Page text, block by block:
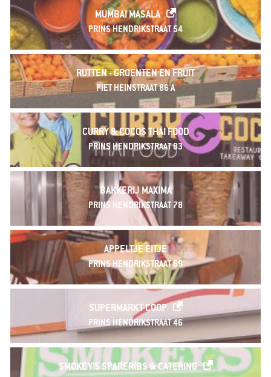
MUMBAI MASALA
PRINS HENDRIKSTRAAT 54
RUTTEN - GROENTEN EN FRUIT
PIET HEINSTRAAT 86 A
CURRY & COCOS THAI FOOD
PRINS HENDRIKSTRAAT 83
BAKKERIJ MAXIMA
PRINS HENDRIKSTRAAT 78
APPELTJE EITJE
PRINS HENDRIKSTRAAT 69
SUPERMARKT COOP
PRINS HENDRIKSTRAAT 46
SMOKEY'S SPARERIBS & CATERING